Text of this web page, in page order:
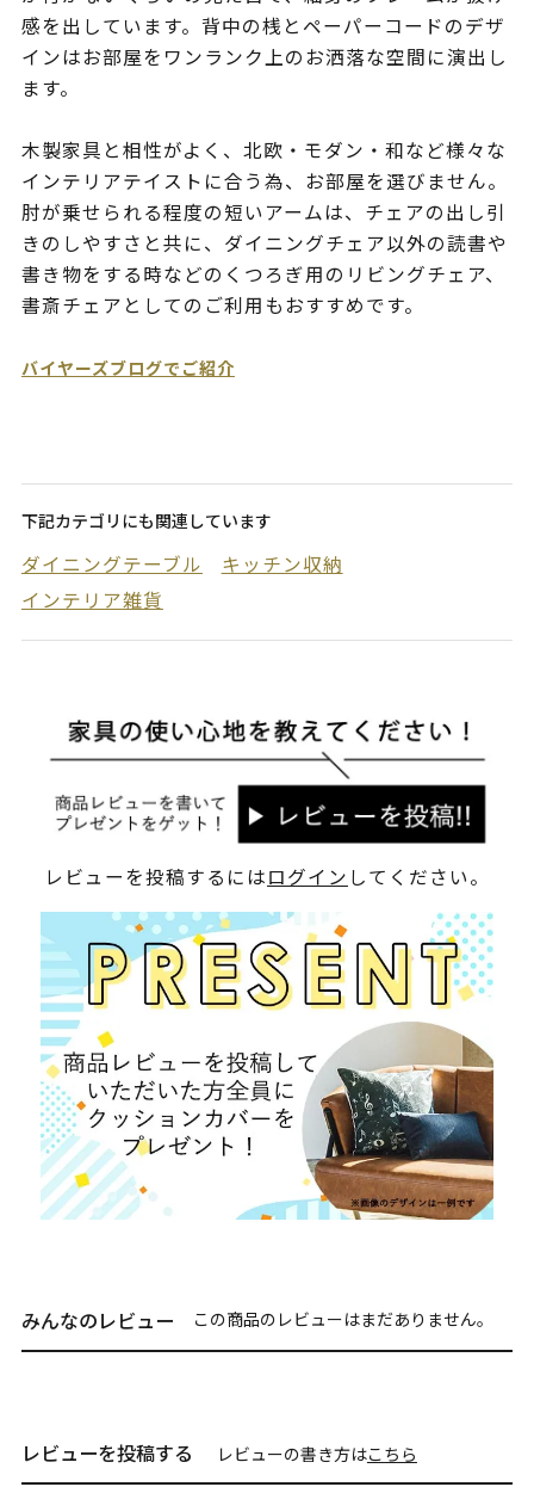
感を出しています。背中の桟とペーパーコードのデザ
インはお部屋をワンランク上のお洒落な空間に演出し
ます。
木製家具と相性がよく、北欧・モダン・和など様々な
インテリアテイストに合う為、お部屋を選びません。
肘が乗せられる程度の短いアームは、チェアの出し引
きのしやすさと共に、ダイニングチェア以外の読書や
書き物をする時などのくつろぎ用のリビングチェア、
書斎チェアとしてのご利用もおすすめです。
バイヤーズブログでご紹介
下記カテゴリにも関連しています
ダイニングテーブル
キッチン収納
インテリア雑貨
レビューを投稿するにはログイン してください。
みんなのレビュー この商品のレビューはまだありません。
レビューを投稿する レビューの書き方はこちら